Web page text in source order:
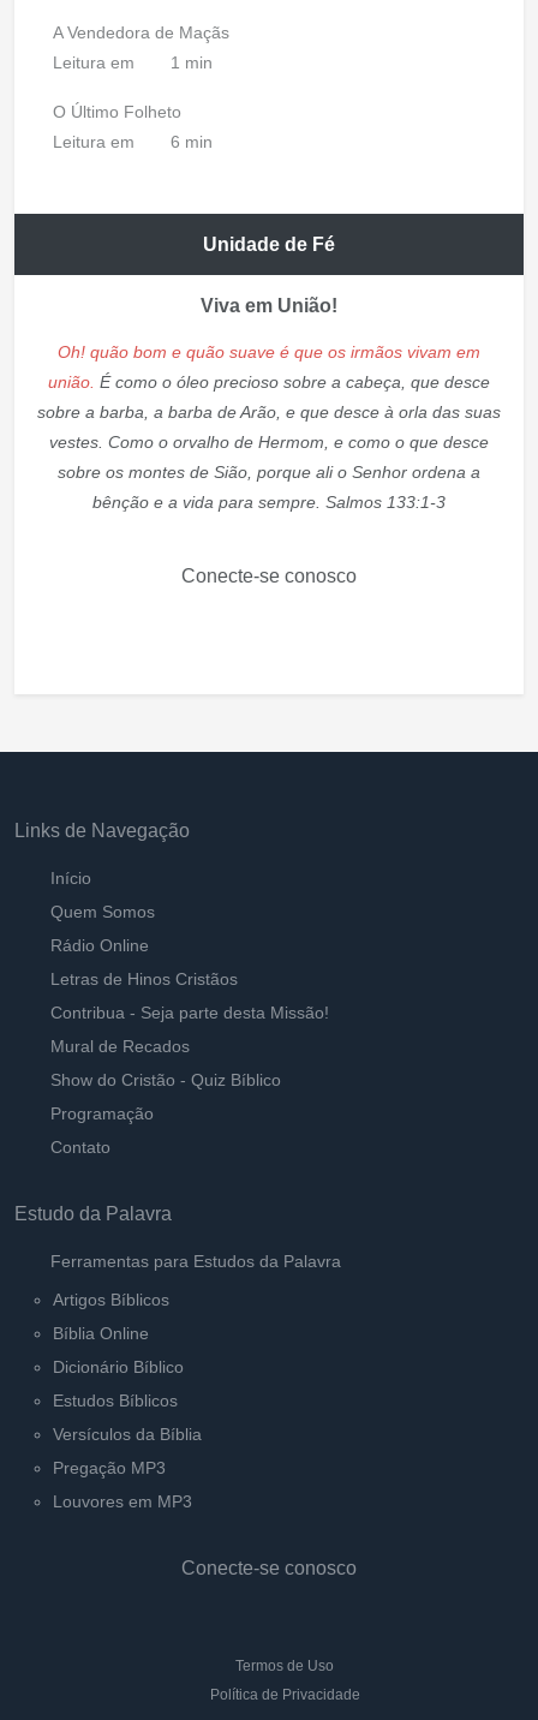
A Vendedora de Maçãs
Leitura em
1 min
O Último Folheto
Leitura em
6 min
Unidade de Fé
Viva em União!
Oh! quão bom e quão suave é que os irmãos vivam em
união. É como o óleo precioso sobre a cabeça, que desce
sobre a barba, a barba de Arão, e que desce à orla das suas
vestes. Como o orvalho de Hermom, e como o que desce
sobre os montes de Sião, porque ali o Senhor ordena a
bênção e a vida para sempre. Salmos 133:1-3
Conecte-se conosco
Links de Navegação
Início
Quem Somos
Rádio Online
Letras de Hinos Cristãos
Contribua - Seja parte desta Missão!
Mural de Recados
Show do Cristão - Quiz Bíblico
Programação
Contato
Estudo da Palavra
Ferramentas para Estudos da Palavra
Artigos Bíblicos
Bíblia Online
Dicionário Bíblico
Estudos Bíblicos
Versículos da Bíblia
Pregação MP3
Louvores em MP3
Conecte-se conosco
Termos de Uso
Política de Privacidade